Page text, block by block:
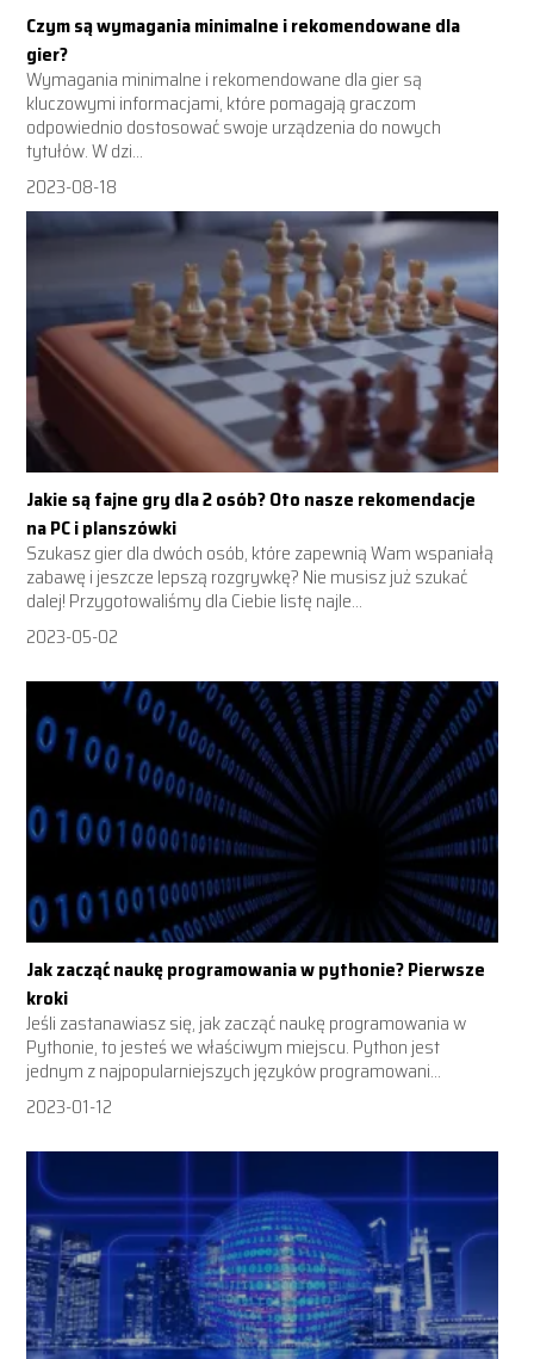
Czym są wymagania minimalne i rekomendowane dla
gier?
Wymagania minimalne i rekomendowane dla gier są
kluczowymi informacjami, które pomagają graczom
odpowiednio dostosować swoje urządzenia do nowych
tytułów. W dzi...
2023-08-18
Jakie są fajne gry dla 2 osób? Oto nasze rekomendacje
na PC i planszówki
Szukasz gier dla dwóch osób, które zapewnią Wam wspaniałą
zabawę i jeszcze lepszą rozgrywkę? Nie musisz już szukać
dalej! Przygotowaliśmy dla Ciebie listę najle...
2023-05-02
Jak zacząć naukę programowania w pythonie? Pierwsze
kroki
Jeśli zastanawiasz się, jak zacząć naukę programowania w
Pythonie, to jesteś we właściwym miejscu. Python jest
jednym z najpopularniejszych języków programowani...
2023-01-12